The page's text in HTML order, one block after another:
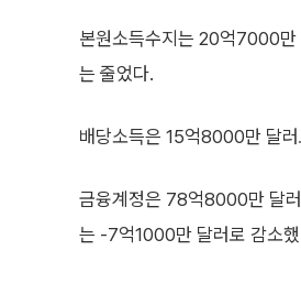
본원소득수지는 20억7000만
는 줄었다.
배당소득은 15억8000만 달
금융계정은 78억8000만 달
는 -7억1000만 달러로 감소